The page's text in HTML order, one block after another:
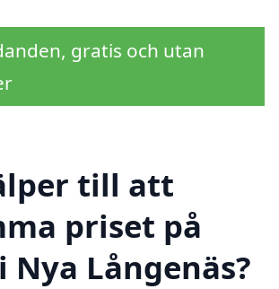
gratis och utan
till att
priset på
Nya Långenäs?